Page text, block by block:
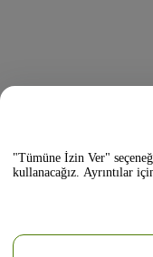
"Tümüne İzin Ver"
kullanacağız. Ayrıntılar